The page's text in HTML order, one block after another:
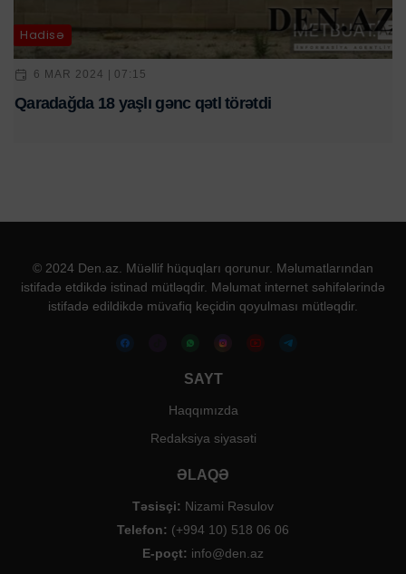
Hadisə
6 MAR 2024 | 07:15
Qaradağda 18 yaşlı gənc qətl törətdi
© 2024 Den.az. Müəllif hüquqları qorunur. Məlumatlarından
istifadə etdikdə istinad mütləqdir. Məlumat internet səhifələrində
istifadə edildikdə müvafiq keçidin qoyulması mütləqdir.
SAYT
Haqqımızda
Redaksiya siyasəti
ƏLAQƏ
Təsisçi: Nizami Rəsulov
Telefon: (+994 10) 518 06 06
E-poçt: info@den.az